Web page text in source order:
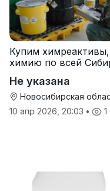
Купим химреактивы,
химию по всей
Не указана
Новосибирская
10 апр 2026, 20:03 •